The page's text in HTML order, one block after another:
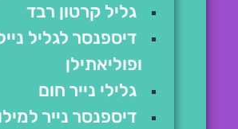
גליל קרטון רבד
דיספנסר לגליל
ופוליאתילן
גלילי נייר חום
דיספנסר נייר